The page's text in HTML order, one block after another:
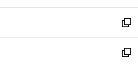
開
く
ウ
で
開
く
ン
ド
ウ
で
ウ
ィ
ン
ド
新
し
い
新